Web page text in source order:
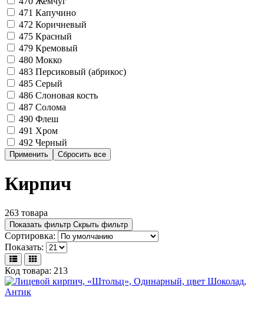
471 Капучино
472 Коричневый
475 Красный
479 Кремовый
480 Мокко
483 Персиковый (абрикос)
485 Серый
486 Слоновая кость
487 Солома
490 Флеш
491 Хром
492 Черный
Кирпич
263 товара
Показать фильтр Скрыть фильтр
Сортировка:
Показать:
Код товара: 213